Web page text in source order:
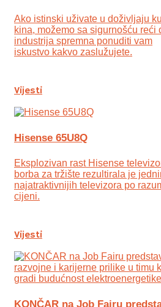
Ako istinski uživate u doživljaju
kina, možemo sa sigurnošću reći
industrija spremna ponuditi vam
iskustvo kakvo zaslužujete.
Vijesti
Hisense 65U8Q
Eksplozivan rast Hisense
borba za tržište rezultirala je
najatraktivnijih televizora po
cijeni.
Vijesti
KONČAR na Job Fairu